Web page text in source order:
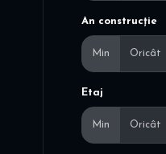
An construcție
Min
Etaj
Min